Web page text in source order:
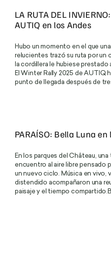
LA RUTA DEL
AUTIQ en los Andes
Hubo un momento en el que
relucientes trazó su ruta por un
la cordillera le hubiese
El Winter Rally 2025 de AUTIQ
punto de llegada después de
PARAÍSO: Bella Luna
En los parques del Château,
encuentro al aire libre pensado
un nuevo ciclo. Música en vivo,
distendido acompañaron una
paisaje y el tiempo